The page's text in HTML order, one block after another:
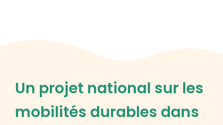
Un projet national sur les
mobilités durables dans